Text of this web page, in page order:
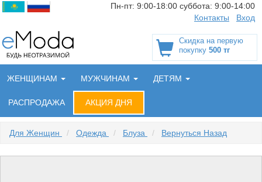
Пн-пт: 9:00-18:00 суббота: 9:00-14:00
Контакты
Вход
Скидка на первую
покупку 500 тг
ЖЕНЩИНАМ МУЖЧИНАМ ДЕТЯМ
РАСПРОДАЖА АКЦИЯ ДНЯ
Для Женщин / Одежда / Блуза / Вернуться Назад